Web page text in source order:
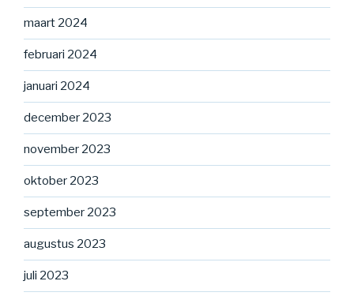
maart 2024
februari 2024
januari 2024
december 2023
november 2023
oktober 2023
september 2023
augustus 2023
juli 2023